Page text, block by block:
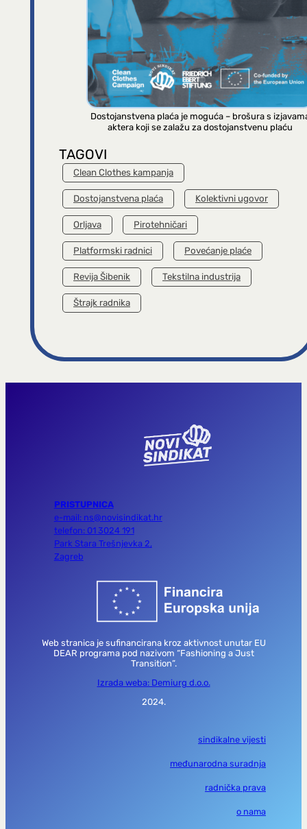
Dostojanstvena plaća je moguća – brošura s
aktera koji se zalažu za dostojanstvenu plaću
TAGOVI
Clean Clothes kampanja
Dostojanstvena plaća Kolektivni ugovor
Orljava Pirotehničari
Platformski radnici Povećanje plaće
Revija Šibenik Tekstilna industrija
Štrajk radnika
PRISTUPNICA
e-mail: ns@novisindikat.hr
telefon: 01 3024 191
Park Stara Trešnjevka 2,
Zagreb
Web stranica je sufinancirana kroz aktivnost unutar EU
DEAR programa pod nazivom “Fashioning a Just
Transition”.
Izrada weba: Demiurg d.o.o.
2024.
sindikalne vijesti
međunarodna suradnja
radnička prava
o nama